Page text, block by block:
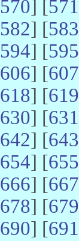
570] [571
582] [583
594] [595
606] [607
618] [619
630] [631
642] [643
654] [655
666] [667
678] [679
690] [691